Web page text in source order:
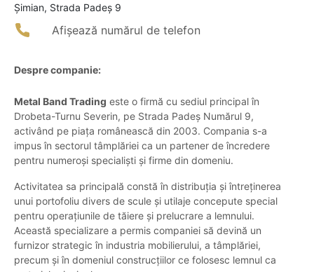
Şimian, Strada Padeș 9
Afișează numărul de telefon
Despre companie:
Metal Band Trading este o firmă cu sediul principal în
Drobeta-Turnu Severin, pe Strada Padeș Numărul 9,
activând pe piața românească din 2003. Compania s-a
impus în sectorul tâmplăriei ca un partener de încredere
pentru numeroși specialiști și firme din domeniu.
Activitatea sa principală constă în distribuția și întreținerea
unui portofoliu divers de scule și utilaje concepute special
pentru operațiunile de tăiere și prelucrare a lemnului.
Această specializare a permis companiei să devină un
furnizor strategic în industria mobilierului, a tâmplăriei,
precum și în domeniul construcțiilor ce folosesc lemnul ca